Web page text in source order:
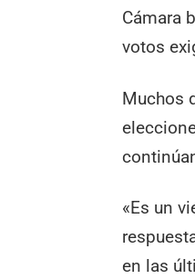
Cámara
votos
Muchos
«Es un
en las